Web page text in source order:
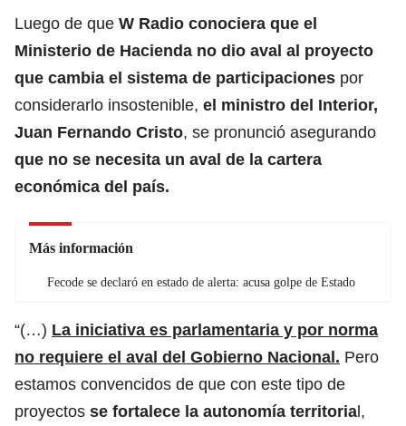
Luego de que W Radio conociera que el
Ministerio de Hacienda no dio aval al proyecto
que cambia el sistema de participaciones por
considerarlo insostenible, el ministro del Interior,
Juan Fernando Cristo, se pronunció asegurando
que no se necesita un aval de la cartera
económica del país.
Más información
Fecode se declaró en estado de alerta: acusa golpe de Estado
“(…) La iniciativa es parlamentaria y por norma
no requiere el aval del Gobierno Nacional. Pero
estamos convencidos de que con este tipo de
proyectos se fortalece la autonomía territorial,